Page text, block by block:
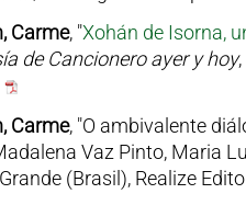
Carme, "Xohán de Isorna,
de Cancionero ayer y hoy
Carme, "O ambivalente
Vaz Pinto, Maria
(Brasil), Realize